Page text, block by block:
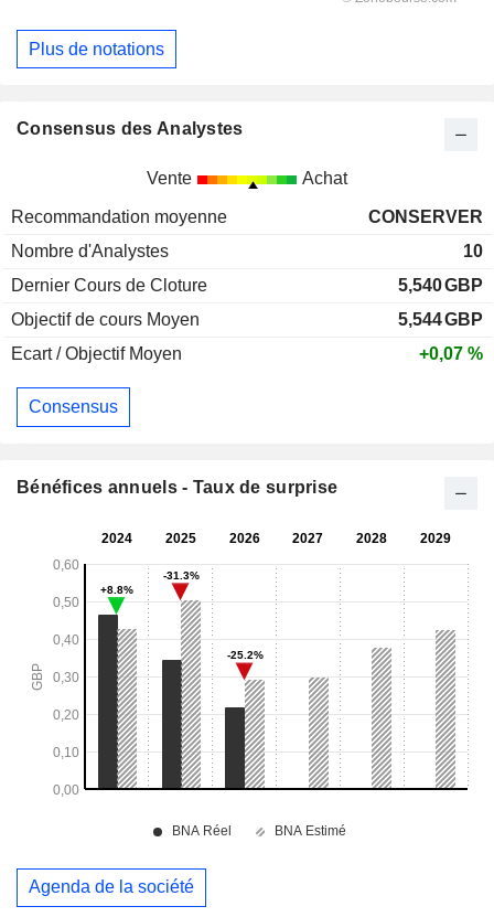
Plus de notations
Consensus des Analystes
Vente Achat
Recommandation moyenne
CONSERVER
Nombre d'Analystes
10
Dernier Cours de Cloture
5,540GBP
Objectif de cours Moyen
5,544GBP
Ecart / Objectif Moyen
+0,07 %
Consensus
Bénéfices annuels - Taux de surprise
Agenda de la société